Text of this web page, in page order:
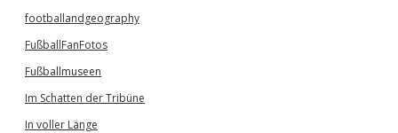
footballandgeography
FußballFanFotos
Fußballmuseen
Im Schatten der Tribüne
In voller Länge